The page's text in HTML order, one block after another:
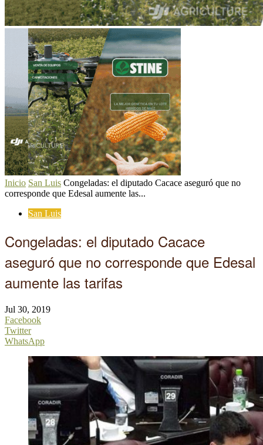
Inicio San Luis Congeladas: el diputado Cacace aseguró que no
corresponde que Edesal aumente las...
San Luis
Congeladas: el diputado Cacace
aseguró que no corresponde que Edesal
aumente las tarifas
Jul 30, 2019
Facebook
Twitter
WhatsApp